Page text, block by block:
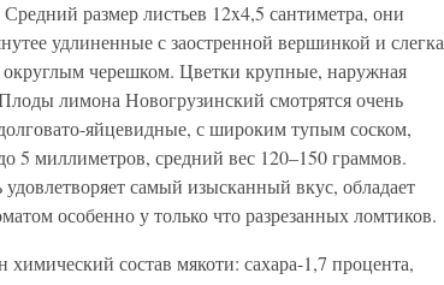
размер листьев 12x4,5 сантиметра, они
удлиненные с заостренной вершинкой и слегка
черешком. Цветки крупные, наружная
лимона Новогрузинский смотрятся очень
яйцевидные, с широким тупым соском,
5 миллиметров, средний вес 120–150 граммов.
самый изысканный вкус, обладает
особенно у только что разрезанных ломтиков.
состав мякоти: сахара-1,7 процента,